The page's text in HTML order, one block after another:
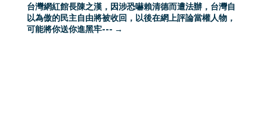
台灣網紅館長陳之漢，因涉恐嚇賴清德而遭法辦，台灣自
以為傲的民主自由將被收回，以後在網上評論當權人物，
可能將你送你進黑牢--- →